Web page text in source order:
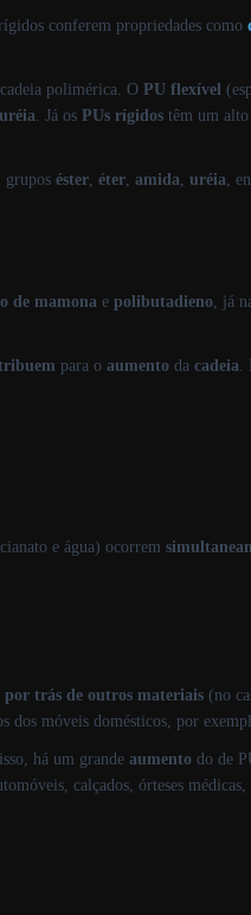
rígidos conferem propriedades como
polimérica. O PU flexível
. Já os PUs rígidos têm um
grupos éster éter amida uréia ,
de mamona e polibutadieno , já
para o aumento da cadeia
e água) ocorrem
por trás de outros materiais (no
dos móveis domésticos, por
há um grande aumento do de
calçados, órteses médicas,